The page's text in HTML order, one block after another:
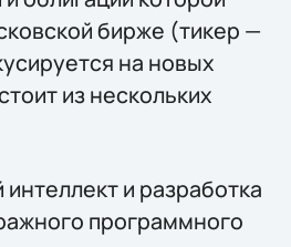
бирже (тикер —
на новых
из нескольких
и разработка
программного